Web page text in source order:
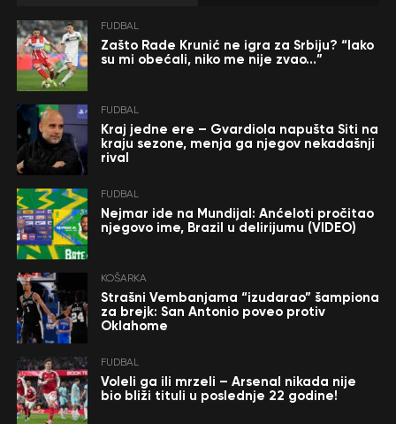
FUDBAL
Zašto Rade Krunić ne igra za Srbiju? “Iako
su mi obećali, niko me nije zvao…”
FUDBAL
Kraj jedne ere – Gvardiola napušta Siti na
kraju sezone, menja ga njegov nekadašnji
rival
FUDBAL
Nejmar ide na Mundijal: Anćeloti pročitao
njegovo ime, Brazil u delirijumu (VIDEO)
KOŠARKA
Strašni Vembanjama “izudarao” šampiona
za brejk: San Antonio poveo protiv
Oklahome
FUDBAL
Voleli ga ili mrzeli – Arsenal nikada nije
bio bliži tituli u poslednje 22 godine!